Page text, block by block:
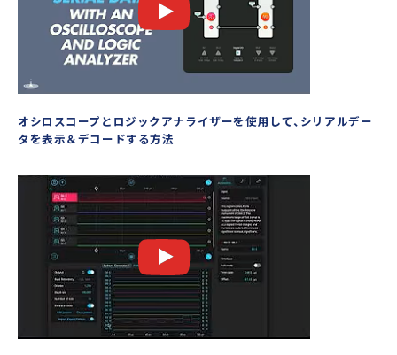
オシロスコープとロジックアナライザーを使用して、シリアルデー
タを表示＆デコードする方法